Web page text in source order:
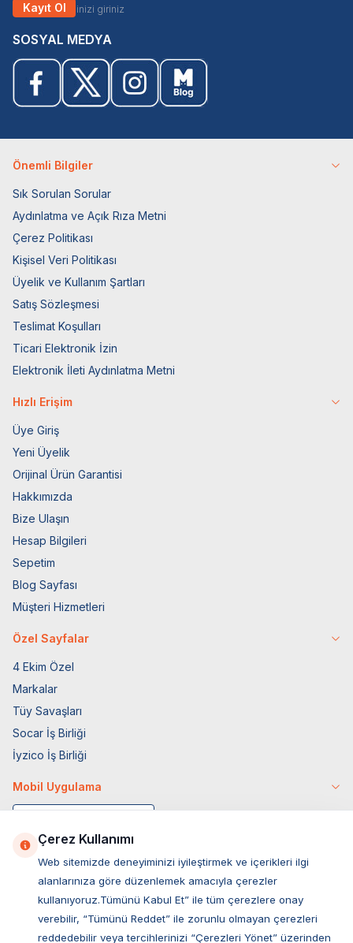
Kayıt Ol
SOSYAL MEDYA
Önemli Bilgiler
Sık Sorulan Sorular
Aydınlatma ve Açık Rıza Metni
Çerez Politikası
Kişisel Veri Politikası
Üyelik ve Kullanım Şartları
Satış Sözleşmesi
Teslimat Koşulları
Ticari Elektronik İzin
Elektronik İleti Aydınlatma Metni
Hızlı Erişim
Üye Giriş
Yeni Üyelik
Orijinal Ürün Garantisi
Hakkımızda
Bize Ulaşın
Hesap Bilgileri
Sepetim
Blog Sayfası
Müşteri Hizmetleri
Özel Sayfalar
4 Ekim Özel
Markalar
Tüy Savaşları
Socar İş Birliği
İyzico İş Birliği
Mobil Uygulama
Çerez Kullanımı
Web sitemizde deneyiminizi iyileştirmek ve içerikleri ilgi
alanlarınıza göre düzenlemek amacıyla çerezler
kullanıyoruz.Tümünü Kabul Et” ile tüm çerezlere onay
verebilir, “Tümünü Reddet” ile zorunlu olmayan çerezleri
reddedebilir veya tercihlerinizi “Çerezleri Yönet” üzerinden